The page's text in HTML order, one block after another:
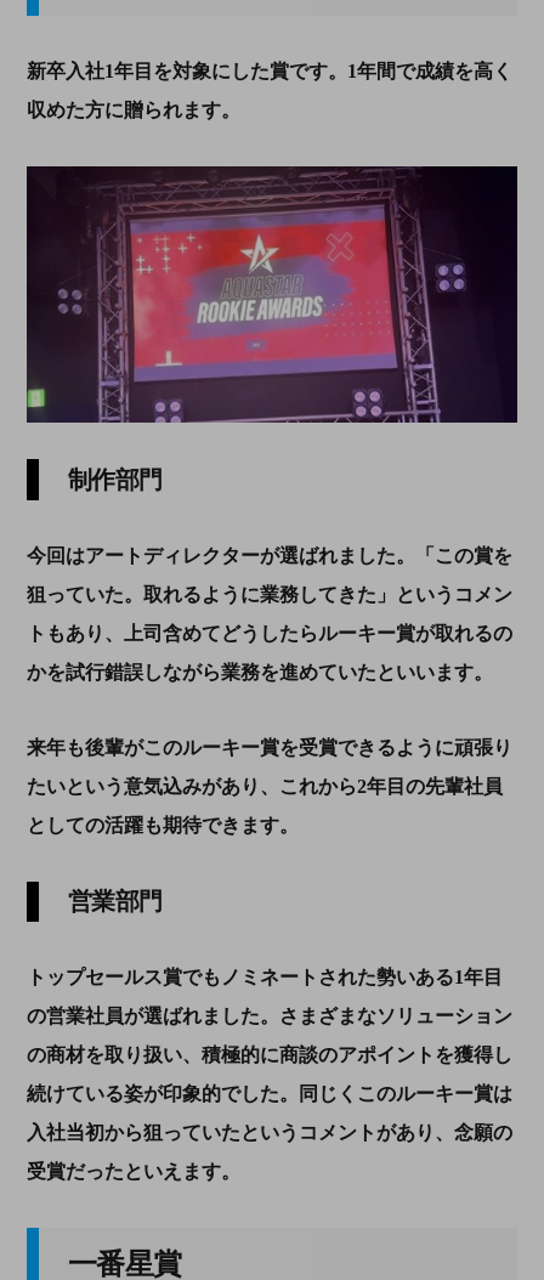
新卒入社1年目を対象にした賞です。1年間で成績を高く
収めた方に贈られます。
制作部門
今回はアートディレクターが選ばれました。「この賞を
狙っていた。取れるように業務してきた」というコメン
トもあり、上司含めてどうしたらルーキー賞が取れるの
かを試行錯誤しながら業務を進めていたといいます。
来年も後輩がこのルーキー賞を受賞できるように頑張り
たいという意気込みがあり、これから2年目の先輩社員
としての活躍も期待できます。
営業部門
トップセールス賞でもノミネートされた勢いある1年目
の営業社員が選ばれました。さまざまなソリューション
の商材を取り扱い、積極的に商談のアポイントを獲得し
続けている姿が印象的でした。同じくこのルーキー賞は
入社当初から狙っていたというコメントがあり、念願の
受賞だったといえます。
一番星賞